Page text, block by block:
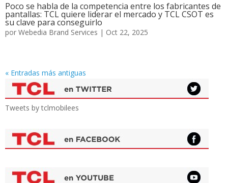
Poco se habla de la competencia entre los fabricantes de
pantallas: TCL quiere liderar el mercado y TCL CSOT es
su clave para conseguirlo
por Webedia Brand Services | Oct 22, 2025
« Entradas más antiguas
Tweets by tclmobilees